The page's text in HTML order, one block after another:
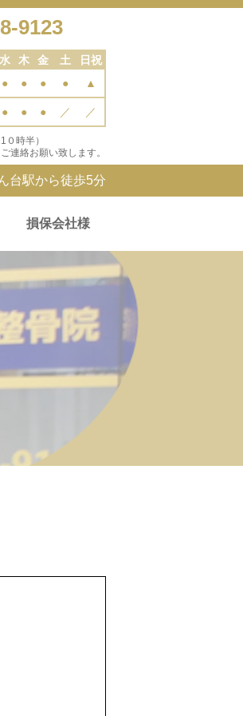
9123
水 木 金 土
日祝
● ● ● ● ▲
● ● ● ／ ／
時半）
連絡お願い致します。
台駅から徒歩5分
損保会社様